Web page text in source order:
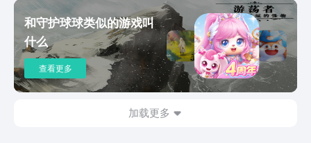
和守护球球类似的游戏叫
什么
查看更多
加载更多